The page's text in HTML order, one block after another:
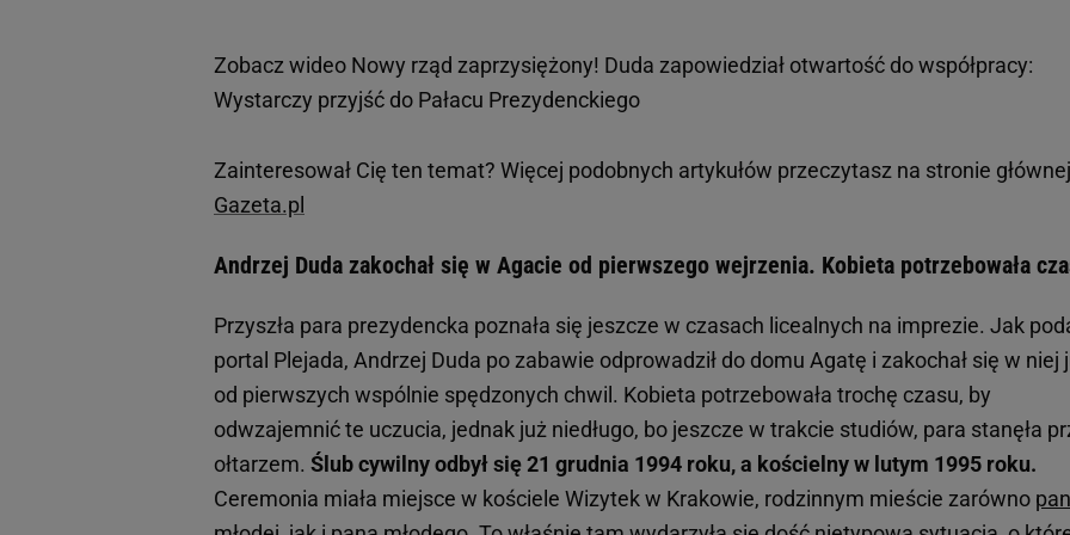
Zobacz wideo Nowy rząd zaprzysiężony! Duda zapowiedział otwartość do współpracy:
Wystarczy przyjść do Pałacu Prezydenckiego
Zainteresował Cię ten temat? Więcej podobnych artykułów przeczytasz na stronie głównej
Gazeta.pl
Andrzej Duda zakochał się w Agacie od pierwszego wejrzenia. Kobieta potrzebowała
Przyszła para prezydencka poznała się jeszcze w czasach licealnych na imprezie. Jak
portal Plejada, Andrzej Duda po zabawie odprowadził do domu Agatę i zakochał się w niej
od pierwszych wspólnie spędzonych chwil. Kobieta potrzebowała trochę czasu, by
odwzajemnić te uczucia, jednak już niedługo, bo jeszcze w trakcie studiów, para stanęła
ołtarzem. Ślub cywilny odbył się 21 grudnia 1994 roku, a kościelny w lutym 1995 roku.
Ceremonia miała miejsce w kościele Wizytek w Krakowie, rodzinnym mieście zarówno